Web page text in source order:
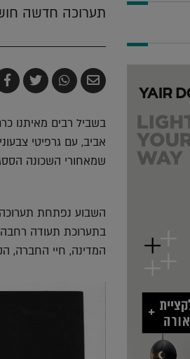
תערוכה חדשה
שלח
בדואר
שתף
ב-
צייץ
ב-
בשביל רבים מאיתנו
אביב, עם גרפיטי
שמאחורי השכונה
השבוע נפתחת
בתערוכת תעודה
המדינה, חיי החברה,